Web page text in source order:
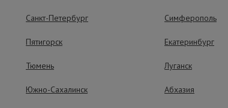
Санкт-Петербург Симферополь
Пятигорск Екатеринбург
Тюмень Луганск
Южно-Сахалинск Абхазия